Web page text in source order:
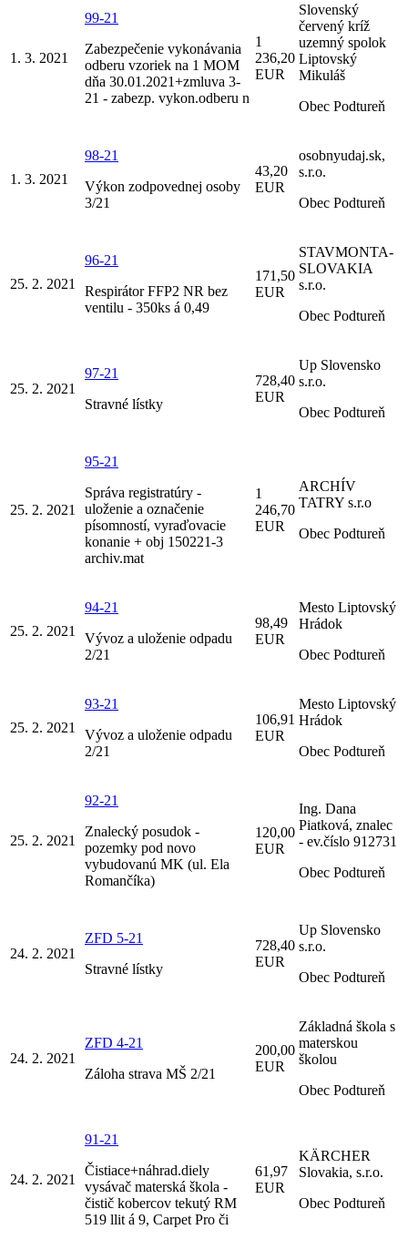
1. 3. 2021
99-21
Zabezpečenie vykonávania
odberu vzoriek na 1 MOM
dňa 30.01.2021+zmluva 3-
21 - zabezp. vykon.odberu n
1
236,20
EUR
Slovenský
červený kríž
uzemný spolok
Liptovský
Mikuláš
Obec Podtureň
1. 3. 2021
98-21
Výkon zodpovednej osoby
3/21
43,20
EUR
osobnyudaj.sk,
s.r.o.
Obec Podtureň
25. 2. 2021
96-21
Respirátor FFP2 NR bez
ventilu - 350ks á 0,49
171,50
EUR
STAVMONTA-
SLOVAKIA
s.r.o.
Obec Podtureň
25. 2. 2021
97-21
Stravné lístky
728,40
EUR
Up Slovensko
s.r.o.
Obec Podtureň
25. 2. 2021
95-21
Správa registratúry -
uloženie a označenie
písomností, vyraďovacie
konanie + obj 150221-3
archiv.mat
1
246,70
EUR
ARCHÍV
TATRY s.r.o
Obec Podtureň
25. 2. 2021
94-21
Vývoz a uloženie odpadu
2/21
98,49
EUR
Mesto Liptovský
Hrádok
Obec Podtureň
25. 2. 2021
93-21
Vývoz a uloženie odpadu
2/21
106,91
EUR
Mesto Liptovský
Hrádok
Obec Podtureň
25. 2. 2021
92-21
Znalecký posudok -
pozemky pod novo
vybudovanú MK (ul. Ela
Romančíka)
120,00
EUR
Ing. Dana
Piatková, znalec
- ev.číslo 912731
Obec Podtureň
24. 2. 2021
ZFD 5-21
Stravné lístky
728,40
EUR
Up Slovensko
s.r.o.
Obec Podtureň
24. 2. 2021
ZFD 4-21
Záloha strava MŠ 2/21
200,00
EUR
Základná škola s
materskou
školou
Obec Podtureň
24. 2. 2021
91-21
Čistiace+náhrad.diely
vysávač materská škola -
čistič kobercov tekutý RM
519 llit á 9, Carpet Pro či
61,97
EUR
KÄRCHER
Slovakia, s.r.o.
Obec Podtureň